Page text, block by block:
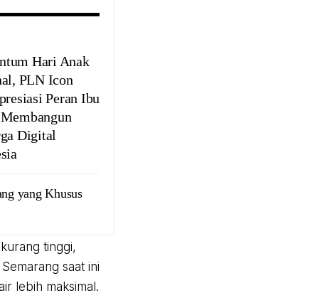
Hari Anak
PLN Icon
Peran Ibu
Digital
yang Khusus
tinggi,
saat ini
lebih maksimal.